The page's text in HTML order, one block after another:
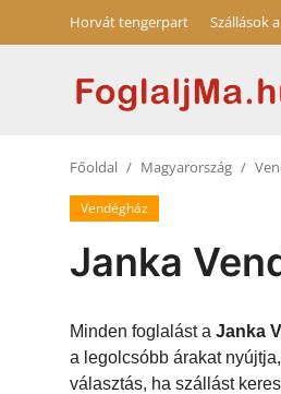
Horvát tengerpart Szállások
Szállások a Balatonon
Szállások Hajdúszoboszlón
Főoldal Magyarország
Vendégház
Janka
Minden foglalást a Janka
a legolcsóbb árakat
választás, ha szállást